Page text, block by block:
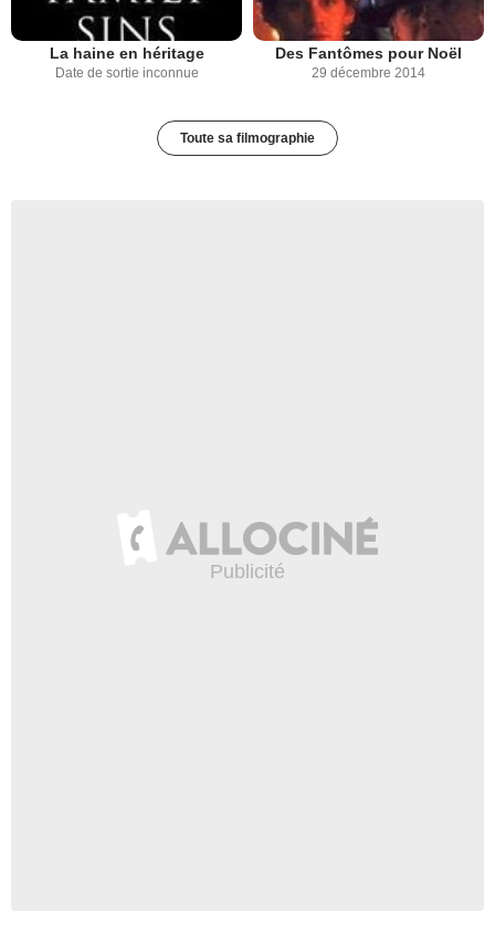
La haine en héritage
Date de sortie inconnue
Des Fantômes pour Noël
29 décembre 2014
Toute sa filmographie